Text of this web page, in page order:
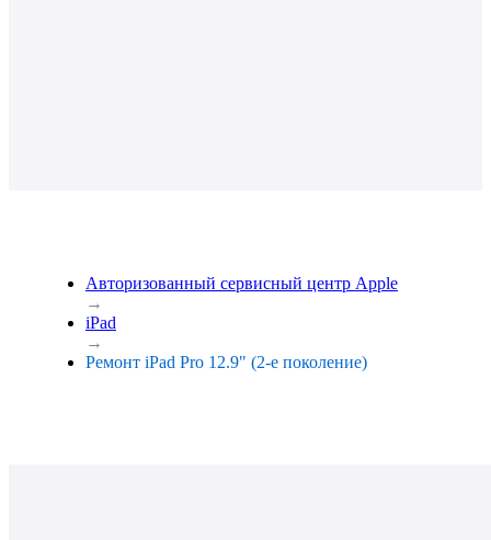
Авторизованный сервисный центр Apple
→
iPad
→
Ремонт iPad Pro 12.9" (2-е поколение)